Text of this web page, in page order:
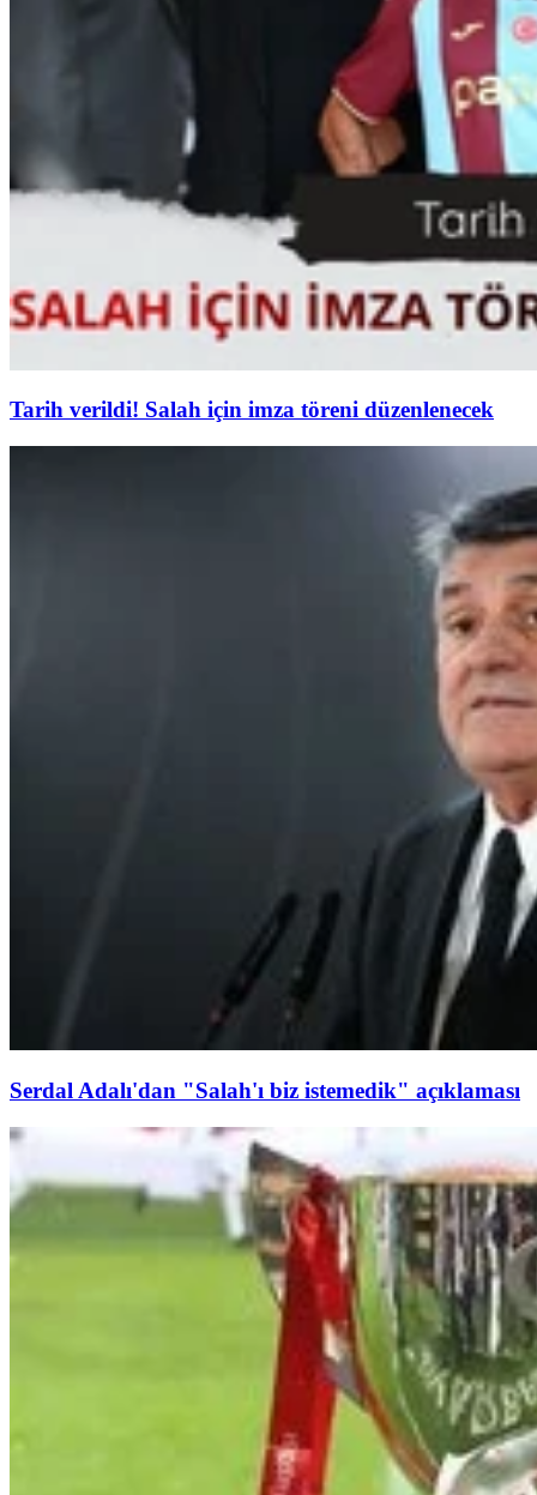
Tarih verildi! Salah için imza töreni düzenlenecek
Serdal Adalı'dan "Salah'ı biz istemedik" açıklaması